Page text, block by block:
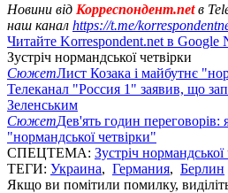
Новини від Корреспондент.netв
наш канал https://t.me/
Читайте Korrespondent.net в Google
Зустріч нормандської четвірки
СюжетЛист Козака і майбутнє
Телеканал "Россия 1" заявив, що
Зеленським
СюжетДев'ять годин переговорів:
"нормандської четвірки"
СПЕЦТЕМА: Зустріч нормандської
ТЕГИ: Украина, Германия, Берлин
Якщо ви помітили помилку,